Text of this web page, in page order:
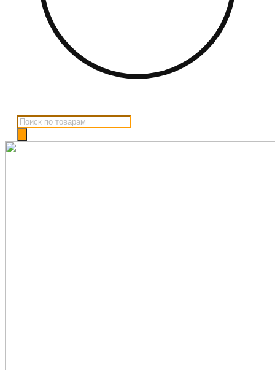
Поиск
товаров